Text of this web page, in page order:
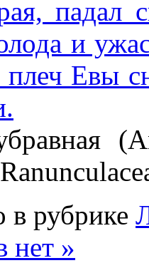
в рубрике
нет »